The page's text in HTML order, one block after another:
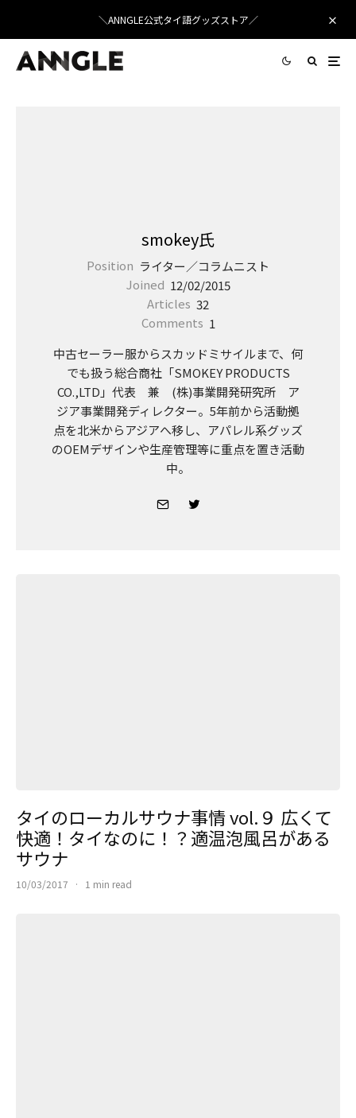
＼ANNGLE公式タイ語グッズストア／
smokey氏
Position ライター／コラムニスト
Joined 12/02/2015
Articles 32
Comments 1
中古セーラー服からスカッドミサイルまで、何
でも扱う総合商社「SMOKEY PRODUCTS
CO.,LTD」代表 兼 (株)事業開発研究所 ア
ジア事業開発ディレクター。5年前から活動拠
点を北米からアジアへ移し、アパレル系グッズ
のOEMデザインや生産管理等に重点を置き活動
中。
タイのローカルサウナ事情 vol.９ 広くて
快適！タイなのに！？適温泡風呂がある
サウナ
10/03/2017 · 1 min read